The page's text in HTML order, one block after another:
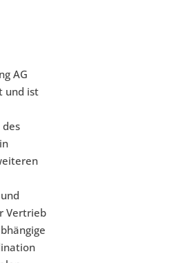
AG
und ist
Vertrieb